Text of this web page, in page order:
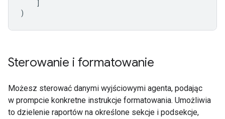
]
)
Sterowanie i formatowanie
Możesz sterować danymi wyjściowymi agenta, podając
w prompcie konkretne instrukcje formatowania. Umożliwia
to dzielenie raportów na określone sekcje i podsekcje,